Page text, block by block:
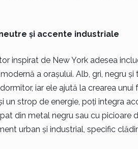
și accente industriale
inspirat de New York adesea
a orașului. Alb, gri, negru
iar ele ajută la crearea
un strop de energie, poți integra
din metal negru sau cu picioare
urban și industrial, specific